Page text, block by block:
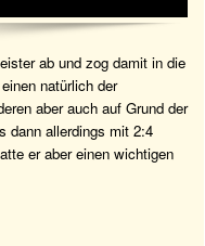
ab und zog damit in die
natürlich der
aber auch auf Grund der
dann allerdings mit 2:4
er aber einen wichtigen